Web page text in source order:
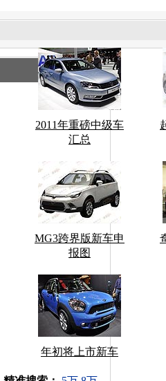
2011年重磅中级车
汇总
MG3跨界版新车申
报图
年初将上市新车